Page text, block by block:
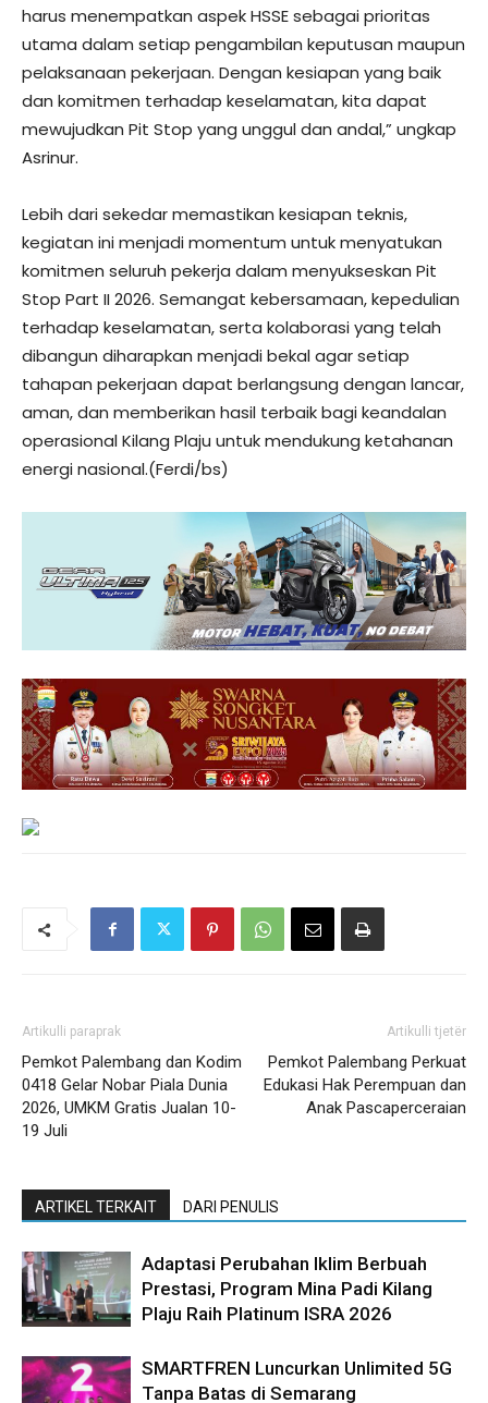
harus menempatkan aspek HSSE sebagai prioritas
utama dalam setiap pengambilan keputusan maupun
pelaksanaan pekerjaan. Dengan kesiapan yang baik
dan komitmen terhadap keselamatan, kita dapat
mewujudkan Pit Stop yang unggul dan andal,” ungkap
Asrinur.
Lebih dari sekedar memastikan kesiapan teknis,
kegiatan ini menjadi momentum untuk menyatukan
komitmen seluruh pekerja dalam menyukseskan Pit
Stop Part II 2026. Semangat kebersamaan, kepedulian
terhadap keselamatan, serta kolaborasi yang telah
dibangun diharapkan menjadi bekal agar setiap
tahapan pekerjaan dapat berlangsung dengan lancar,
aman, dan memberikan hasil terbaik bagi keandalan
operasional Kilang Plaju untuk mendukung ketahanan
energi nasional.(Ferdi/bs)
Artikulli paraprak
Pemkot Palembang dan Kodim
0418 Gelar Nobar Piala Dunia
2026, UMKM Gratis Jualan 10-
19 Juli
Artikulli tjetër
Pemkot Palembang Perkuat
Edukasi Hak Perempuan dan
Anak Pascaperceraian
ARTIKEL TERKAIT DARI PENULIS
Adaptasi Perubahan Iklim Berbuah
Prestasi, Program Mina Padi Kilang
Plaju Raih Platinum ISRA 2026
SMARTFREN Luncurkan Unlimited 5G
Tanpa Batas di Semarang